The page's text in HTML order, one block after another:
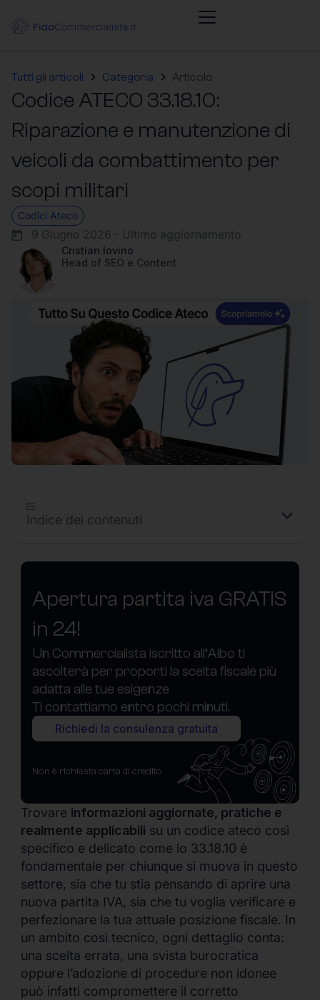
Tutti gli articoli Categoria Articolo
Codice ATECO 33.18.10:
Riparazione e manutenzione di
veicoli da combattimento per
scopi militari
Codici Ateco
9 Giugno 2026 - Ultimo aggiornamento
Cristian Iovino
Head of SEO e Content
Apertura partita iva GRATIS
in 24!
Un Commercialista iscritto all’Albo ti
ascolterà per proporti la scelta fiscale più
adatta alle tue esigenze
Ti contattiamo entro pochi minuti.
Richiedi la consulenza gratuita
Non è richiesta carta di credito
Trovare informazioni aggiornate, pratiche e
realmente applicabili su un codice ateco così
specifico e delicato come lo 33.18.10 è
fondamentale per chiunque si muova in questo
settore, sia che tu stia pensando di aprire una
nuova partita IVA, sia che tu voglia verificare e
perfezionare la tua attuale posizione fiscale. In
un ambito così tecnico, ogni dettaglio conta:
una scelta errata, una svista burocratica
oppure l’adozione di procedure non idonee
può infatti compromettere il corretto
Indice dei contenuti